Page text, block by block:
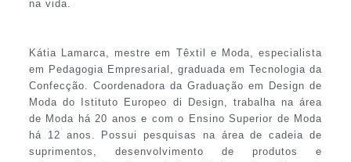
na vida.
Kátia Lamarca, mestre em Têxtil e Moda, especialista
em Pedagogia Empresarial, graduada em Tecnologia da
Confecção. Coordenadora da Graduação em Design de
Moda do Istituto Europeo di Design, trabalha na área
de Moda há 20 anos e com o Ensino Superior de Moda
há 12 anos. Possui pesquisas na área de cadeia de
suprimentos, desenvolvimento de produtos e